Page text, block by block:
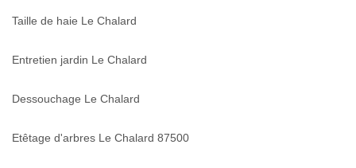
Taille de haie Le Chalard
Entretien jardin Le Chalard
Dessouchage Le Chalard
Etêtage d'arbres Le Chalard 87500